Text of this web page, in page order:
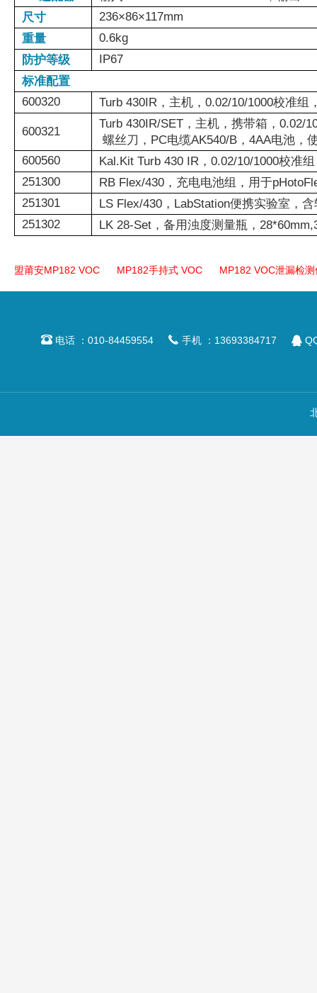
尺寸
236×86×117mm
重量
0.6kg
防护等级
IP67
标准配置
600320
Turb 430IR，主机，0.02/10/1000校准
600321
Turb 430IR/SET，主机，携带箱，0.02/
螺丝刀，PC电缆AK540/B，4AA电池，
600560
Kal.Kit Turb 430 IR，0.02/10/1000校准组
251300
RB Flex/430，充电电池组，用于
251301
LS Flex/430，LabStation便携实验室，
251302
LK 28-Set，备用浊度测量瓶，
盟莆安MP182 VOC MP182手持式 VOC MP182 VOC泄漏检测
电话 ：010-84459554  手机 ：13693384717 